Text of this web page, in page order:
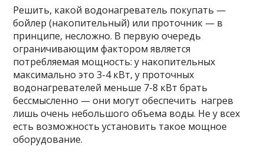
Решить, какой водонагреватель покупать —
бойлер (накопительный) или проточник — в
принципе, несложно. В первую очередь
ограничивающим фактором является
потребляемая мощность: у накопительных
максимально это 3-4 кВт, у проточных
водонагревателей меньше 7-8 кВт брать
бессмысленно — они могут обеспечить нагрев
лишь очень небольшого объема воды. Не у всех
есть возможность установить такое мощное
оборудование.